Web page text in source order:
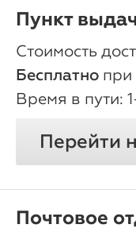
Пункт
Бесплатно при
Перейти
Почтовое